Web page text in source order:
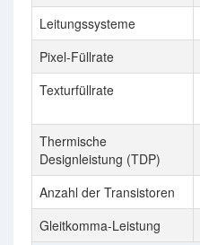
Leitungssysteme
Pixel-Füllrate
Texturfüllrate
Thermische
Designleistung (TDP)
Anzahl der Transistoren
Gleitkomma-Leistung